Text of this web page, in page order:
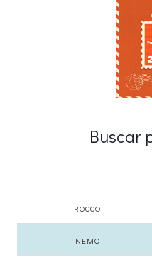
Buscar
ROCCO
NEMO